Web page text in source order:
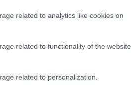
related to analytics like cookies on
related to functionality of the website
related to personalization.
az üldözését” –
átlépi a Ferrari
nyert Michael
hogy senki nem